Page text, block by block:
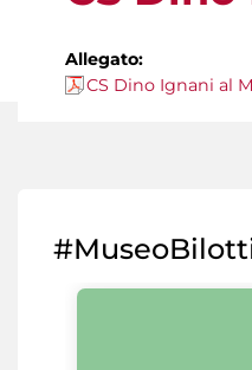
Allegato:
CS Dino Ignani al